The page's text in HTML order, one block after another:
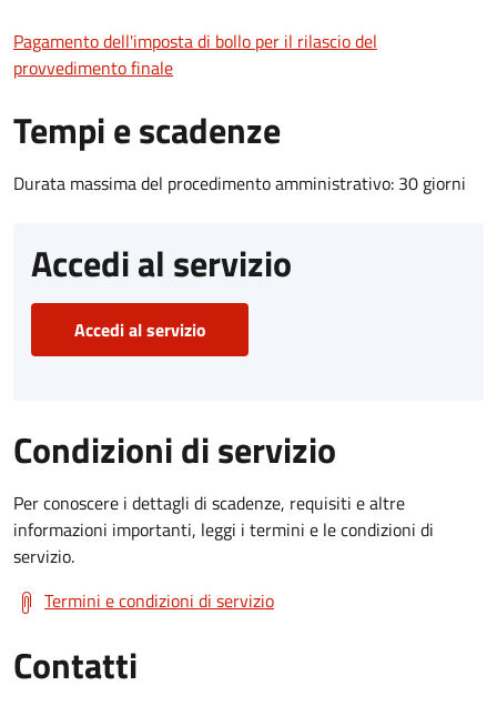
Pagamento dell'imposta di bollo per il rilascio del
provvedimento finale
Tempi e scadenze
Durata massima del procedimento amministrativo: 30 giorni
Accedi al servizio
Accedi al servizio
Condizioni di servizio
Per conoscere i dettagli di scadenze, requisiti e altre
informazioni importanti, leggi i termini e le condizioni di
servizio.
Termini e condizioni di servizio
Contatti